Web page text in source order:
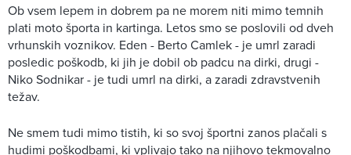
Ob vsem lepem in dobrem pa ne morem niti mimo temnih
plati moto športa in kartinga. Letos smo se poslovili od dveh
vrhunskih voznikov. Eden - Berto Camlek - je umrl zaradi
posledic poškodb, ki jih je dobil ob padcu na dirki, drugi -
Niko Sodnikar - je tudi umrl na dirki, a zaradi zdravstvenih
težav.
Ne smem tudi mimo tistih, ki so svoj športni zanos plačali s
hudimi poškodbami, ki vplivajo tako na njihovo tekmovalno